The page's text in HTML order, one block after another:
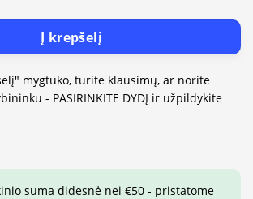
Į krepšelį
mygtuko, turite klausimų, ar norite
- PASIRINKITE DYDĮ ir užpildykite
suma didesnė nei €50 - pristatome